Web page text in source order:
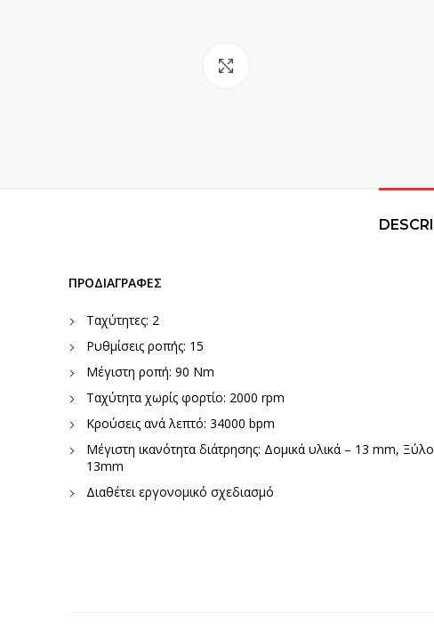
ΠΡΟΔΙΑΓΡΑΦΕΣ
Ταχύτητες: 2
Ρυθμίσεις ροπής: 15
Μέγιστη ροπή: 90 Νm
Ταχύτητα χωρίς φορτίο: 2000 rpm
Κρούσεις ανά λεπτό: 34000 bpm
Μέγιστη ικανότητα διάτρησης: Δομικά υλικά – 13 mm,
13mm
Διαθέτει εργονομικό σχεδιασμό